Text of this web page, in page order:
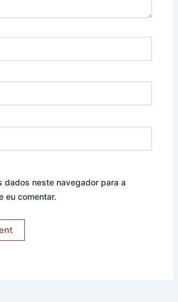
dados neste navegador para a
eu comentar.